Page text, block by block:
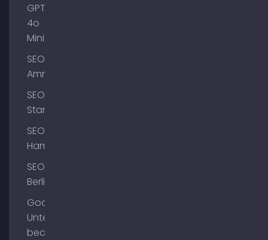
GPT-
4o
Mini
SEO
Ammersee
SEO
Starnberg
SEO
Hamburg
SEO
Berlin
Google
Unternehmensprofil
bearbeiten